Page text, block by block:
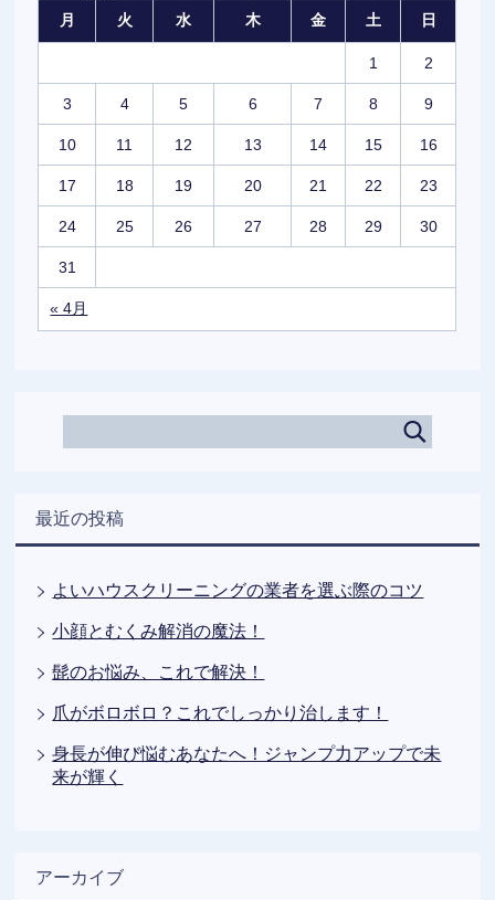
月
火 水 木 金 土 日
« 4月
1 2
3 4 5 6 7 8 9
10 11 12 13 14 15 16
17 18 19 20 21 22 23
24 25 26 27 28 29 30
31
最近の投稿
よいハウスクリーニングの業者を選ぶ際のコツ
小顔とむくみ解消の魔法！
髭のお悩み、これで解決！
爪がボロボロ？これでしっかり治します！
身長が伸び悩むあなたへ！ジャンプ力アップで未
来が輝く
アーカイブ